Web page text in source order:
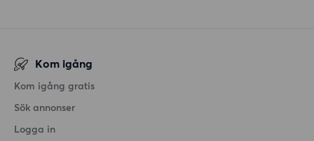
Kom igång
Kom igång gratis
Sök annonser
Logga in